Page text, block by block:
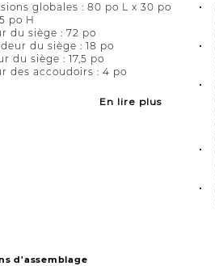
globales : 80 po L x 30 po
po H
du siège : 72 po
du siège : 18 po
du siège : 17,5 po
des accoudoirs : 4 po
En lire plus
d'assemblage